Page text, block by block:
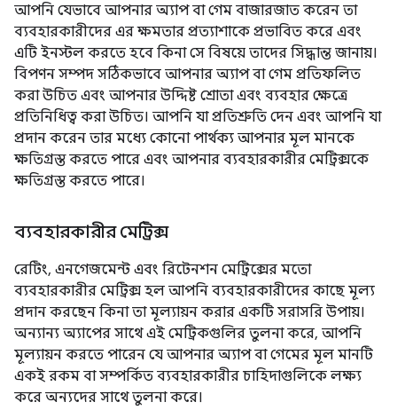
আপনি যেভাবে আপনার অ্যাপ বা গেম বাজারজাত করেন তা
ব্যবহারকারীদের এর ক্ষমতার প্রত্যাশাকে প্রভাবিত করে এবং
এটি ইনস্টল করতে হবে কিনা সে বিষয়ে তাদের সিদ্ধান্ত জানায়।
বিপণন সম্পদ সঠিকভাবে আপনার অ্যাপ বা গেম প্রতিফলিত
করা উচিত এবং আপনার উদ্দিষ্ট শ্রোতা এবং ব্যবহার ক্ষেত্রে
প্রতিনিধিত্ব করা উচিত। আপনি যা প্রতিশ্রুতি দেন এবং আপনি যা
প্রদান করেন তার মধ্যে কোনো পার্থক্য আপনার মূল মানকে
ক্ষতিগ্রস্ত করতে পারে এবং আপনার ব্যবহারকারীর মেট্রিক্সকে
ক্ষতিগ্রস্ত করতে পারে।
ব্যবহারকারীর মেট্রিক্স
রেটিং, এনগেজমেন্ট এবং রিটেনশন মেট্রিক্সের মতো
ব্যবহারকারীর মেট্রিক্স হল আপনি ব্যবহারকারীদের কাছে মূল্য
প্রদান করছেন কিনা তা মূল্যায়ন করার একটি সরাসরি উপায়।
অন্যান্য অ্যাপের সাথে এই মেট্রিকগুলির তুলনা করে, আপনি
মূল্যায়ন করতে পারেন যে আপনার অ্যাপ বা গেমের মূল মানটি
একই রকম বা সম্পর্কিত ব্যবহারকারীর চাহিদাগুলিকে লক্ষ্য
করে অন্যদের সাথে তুলনা করে।